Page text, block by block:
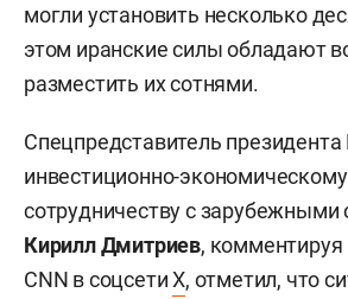
могли установить несколько
этом иранские силы обладают
разместить их сотнями.
Спецпредставитель президента
инвестиционно-экономическому
сотрудничеству с зарубежными
Кирилл Дмитриев,
CNN в соцсетиX, отметил, что